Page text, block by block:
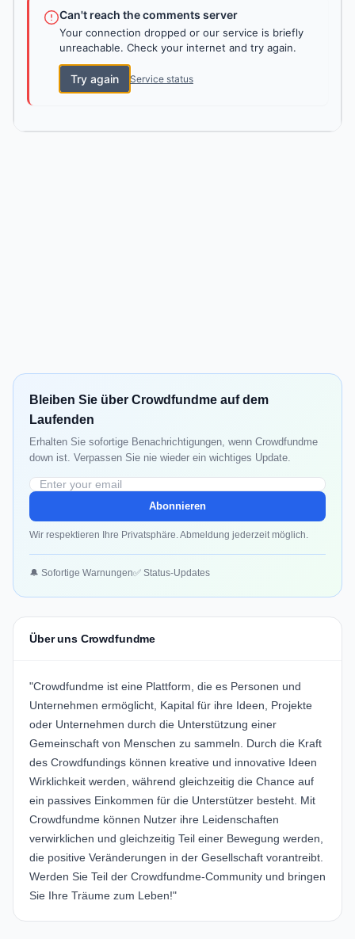
Can't reach the comments server
Your connection dropped or our service is briefly
unreachable. Check your internet and try again.
Try again Service status
Bleiben Sie über Crowdfundme auf dem
Laufenden
Erhalten Sie sofortige Benachrichtigungen, wenn Crowdfundme
down ist. Verpassen Sie nie wieder ein wichtiges Update.
Abonnieren
Wir respektieren Ihre Privatsphäre. Abmeldung jederzeit möglich.
🔔 Sofortige Warnungen✅ Status-Updates
Über uns Crowdfundme
"Crowdfundme ist eine Plattform, die es Personen und
Unternehmen ermöglicht, Kapital für ihre Ideen, Projekte
oder Unternehmen durch die Unterstützung einer
Gemeinschaft von Menschen zu sammeln. Durch die Kraft
des Crowdfundings können kreative und innovative Ideen
Wirklichkeit werden, während gleichzeitig die Chance auf
ein passives Einkommen für die Unterstützer besteht. Mit
Crowdfundme können Nutzer ihre Leidenschaften
verwirklichen und gleichzeitig Teil einer Bewegung werden,
die positive Veränderungen in der Gesellschaft vorantreibt.
Werden Sie Teil der Crowdfundme-Community und bringen
Sie Ihre Träume zum Leben!"